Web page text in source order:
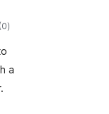
(0個
の)
a